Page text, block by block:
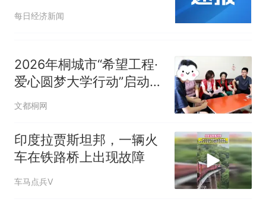
100万元
每日经济新闻
2026年桐城市“希望工程·
爱心圆梦大学行动”启动
“入户大走访”
文都桐网
印度拉贾斯坦邦，一辆火
车在铁路桥上出现故障
车马点兵V